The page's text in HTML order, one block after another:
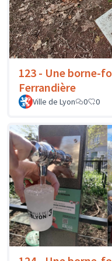
123 - Une borne-
Ferrandière
Ville de Lyon 0 0